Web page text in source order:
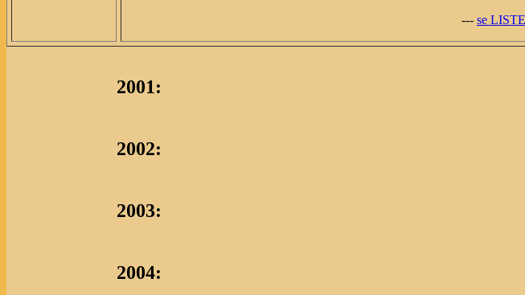
--- se
2001:
2002:
2003:
2004: